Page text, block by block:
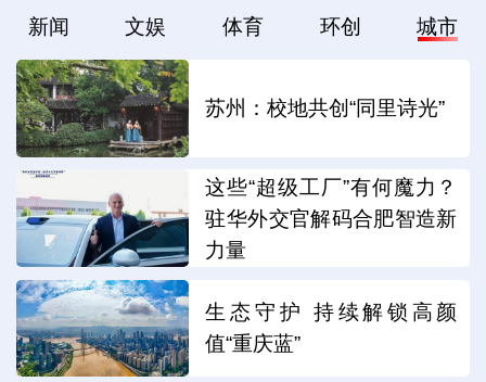
新闻 文娱 体育 环创 城市
苏州：校地共创“同里诗光”
这些“超级工厂”有何魔力？
驻华外交官解码合肥智造新
力量
生态守护 持续解锁高颜
值“重庆蓝”